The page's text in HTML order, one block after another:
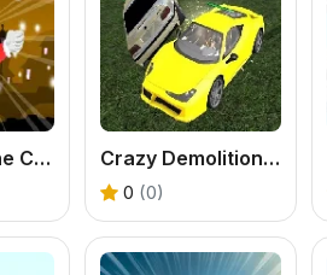
Santa And The Chaser Crazy Demolition Derby Car 2022
0 (0)